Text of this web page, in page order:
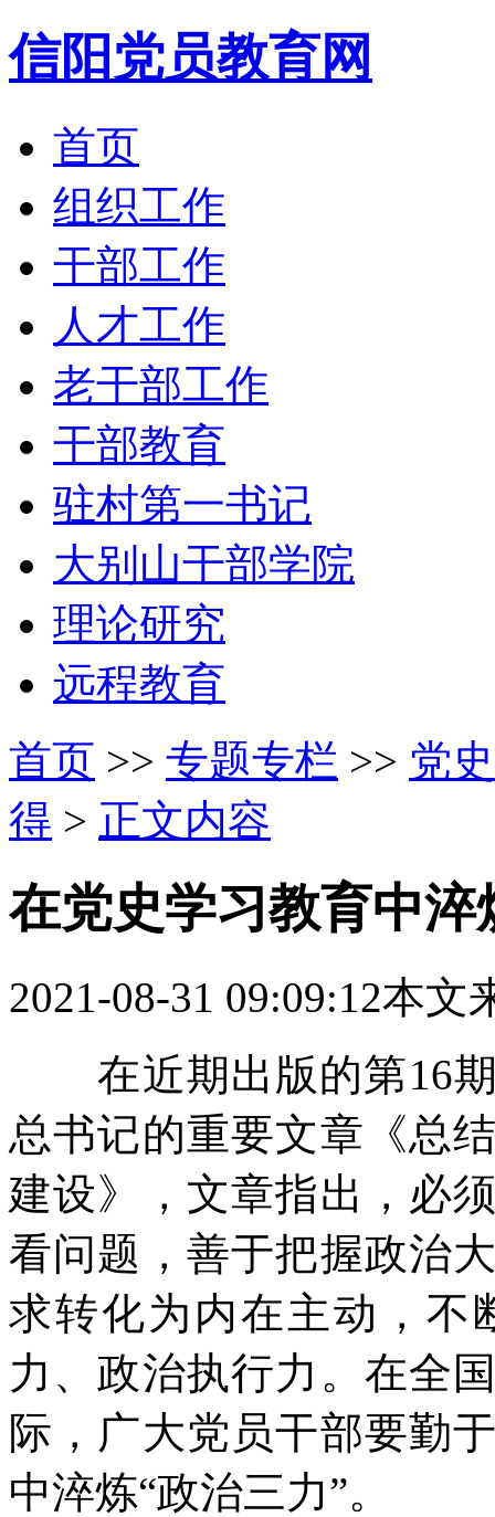
信阳党员教育网
首页
组织工作
干部工作
人才工作
老干部工作
干部教育
驻村第一书记
大别山干部学院
理论研究
远程教育
首页 >> 专题专栏 >> 党
得 > 正文内容
在党史学习教育中淬
2021-08-31 09:09:12本文
在近期出版的第16期
总书记的重要文章《总
建设》，文章指出，必
看问题，善于把握政治
求转化为内在主动，不
力、政治执行力。在全
际，广大党员干部要勤
中淬炼“政治三力”。